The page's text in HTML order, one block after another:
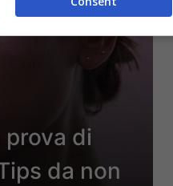
prova di
da non